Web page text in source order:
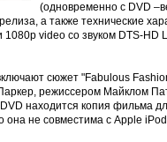
(одновременно с DVD
а также технические
video со звуком DTS-HD
сюжет "Fabulous
режиссером Майклом
находится копия фильма
она не совместима с Apple